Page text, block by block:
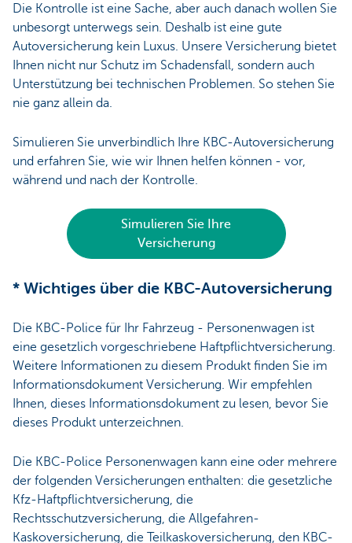
Die Kontrolle ist eine Sache, aber auch danach wollen Sie
unbesorgt unterwegs sein. Deshalb ist eine gute
Autoversicherung kein Luxus. Unsere Versicherung bietet
Ihnen nicht nur Schutz im Schadensfall, sondern auch
Unterstützung bei technischen Problemen. So stehen Sie
nie ganz allein da.
Simulieren Sie unverbindlich Ihre KBC-Autoversicherung
und erfahren Sie, wie wir Ihnen helfen können - vor,
während und nach der Kontrolle.
Simulieren Sie Ihre
Versicherung
* Wichtiges über die KBC-Autoversicherung
Die KBC-Police für Ihr Fahrzeug - Personenwagen ist
eine gesetzlich vorgeschriebene Haftpflichtversicherung.
Weitere Informationen zu diesem Produkt finden Sie im
Informationsdokument Versicherung. Wir empfehlen
Ihnen, dieses Informationsdokument zu lesen, bevor Sie
dieses Produkt unterzeichnen.
Die KBC-Police Personenwagen kann eine oder mehrere
der folgenden Versicherungen enthalten: die gesetzliche
Kfz-Haftpflichtversicherung, die
Rechtsschutzversicherung, die Allgefahren-
Kaskoversicherung, die Teilkaskoversicherung, den KBC-